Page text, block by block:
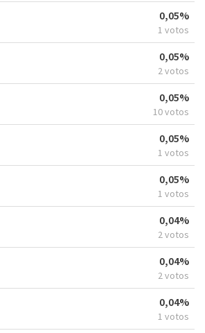
0,05%
1 votos
0,05%
2 votos
0,05%
10 votos
0,05%
1 votos
0,05%
1 votos
0,04%
2 votos
0,04%
2 votos
0,04%
1 votos